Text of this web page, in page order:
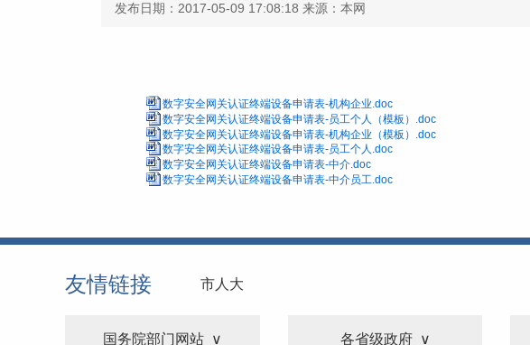
发布日期：2017-05-09 17:08:18 来源：本网
数字安全网关认证终端设备申请表-机构企业.doc
数字安全网关认证终端设备申请表-员工个人（模板）.doc
数字安全网关认证终端设备申请表-机构企业（模板）.doc
数字安全网关认证终端设备申请表-员工个人.doc
数字安全网关认证终端设备申请表-中介.doc
数字安全网关认证终端设备申请表-中介员工.doc
友情链接 市人大
国务院部门网站 各省级政府